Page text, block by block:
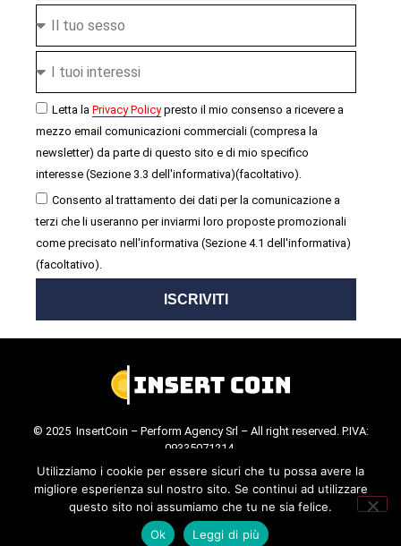
Letta la Privacy Policypresto il mio consenso a ricevere a
mezzo email comunicazioni commerciali (compresa la
newsletter) da parte di questo sito e di mio specifico
interesse (Sezione 3.3 dell'informativa)(facoltativo).
Consento al trattamento dei dati per la comunicazione a
terzi che li useranno per inviarmi loro proposte promozionali
come precisato nell'informativa (Sezione 4.1 dell'informativa)
(facoltativo).
ISCRIVITI
© 2025 InsertCoin – Perform Agency Srl – All right reserved. P.IVA:
09335071214.
Cookie Policy . Privacy Policy.
Utilizziamo i cookie per essere sicuri che tu possa avere la
migliore esperienza sul nostro sito. Se continui ad utilizzare
questo sito noi assumiamo che tu ne sia felice.
Ok
Leggi di più